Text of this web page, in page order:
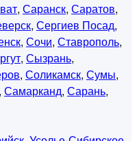
, Саранск, Саратов,
, Сергиев Посад,
, Сочи, Ставрополь,
, Сызрань,
, Соликамск, Сумы,
, Самарканд, Сарань,